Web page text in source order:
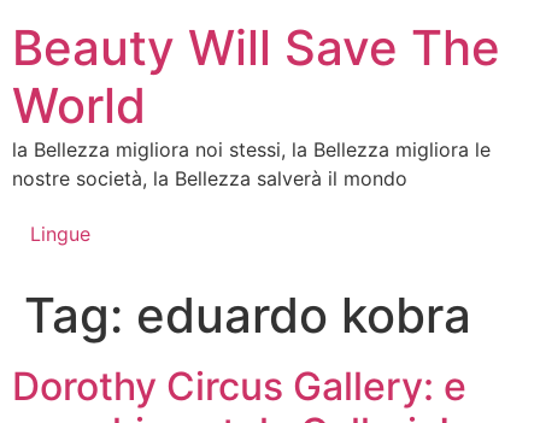
contenuto
Beauty Will Save The
World
la Bellezza migliora noi stessi, la Bellezza migliora le
nostre società, la Bellezza salverà il mondo
Lingue
Tag: eduardo kobra
Dorothy Circus Gallery: e